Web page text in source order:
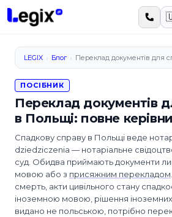
До основного вмісту
LEGIX › Блог ›
ПОСІБНИК
Переклад документів
в Польщі: повне
Спадкову справу в Польщі веде
dziedziczenia — нотаріальне
суд. Обидва приймають документи
мовою або з присяжним перекладом
смерть, акти цивільного стану
іноземною мовою, рішення
видано не польською, потрібно